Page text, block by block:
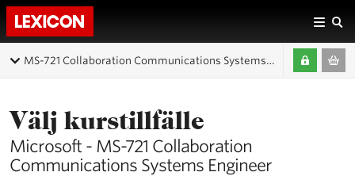
MS-721 Collaboration Communications Systems Engineer
Välj kurstillfälle
Microsoft - MS-721 Collaboration
Communications Systems Engineer